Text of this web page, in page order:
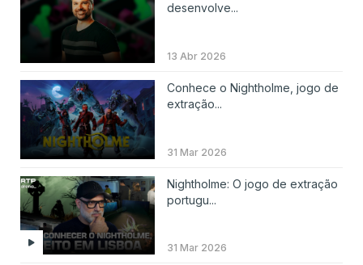
desenvolve...
13 Abr 2026
Conhece o Nightholme, jogo de
extração...
31 Mar 2026
Nightholme: O jogo de extração
portugu...
31 Mar 2026